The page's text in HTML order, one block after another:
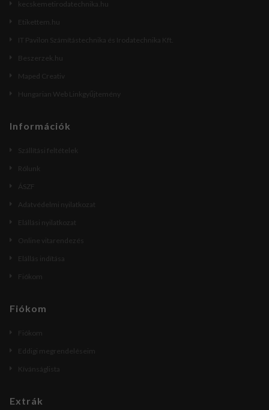
kecskemetirodatechnika.hu
Etikettem.hu
IT Pavilon Számítástechnika és Irodatechnika Kft.
Beszerzek.hu
Maped Creativ
Hungarian Web Linkgyűjtemény
Információk
Szállítási feltételek
Rólunk
ÁSZF
Adatvédelmi nyilatkozat
Elállási nyilatkozat
Online vitarendezés
Elállás indítása
Fiókom
Fiókom
Fiókom
Eddigi megrendeléseim
Kívánságlista
Extrák